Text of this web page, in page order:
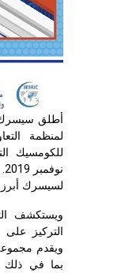
لسيسرك أبرز
ويستكشف
التركيز على
ويقدم مجموعة
بما في ذلك